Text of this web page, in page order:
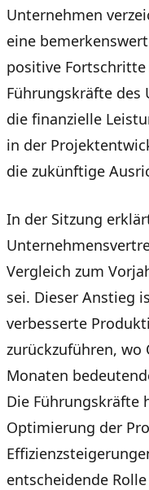
Unternehmen
eine
positive
Führungskräfte
die finanzielle
in der
die zukünftige
In der Sitzung
Vergleich zum
sei. Dieser Anstieg
verbesserte
zurückzuführen,
Monaten
Die Führungskräfte
Optimierung der
entscheidende